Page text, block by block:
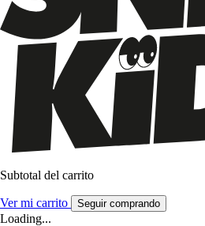
Subtotal del carrito
Ver mi carrito Seguir comprando
Loading...